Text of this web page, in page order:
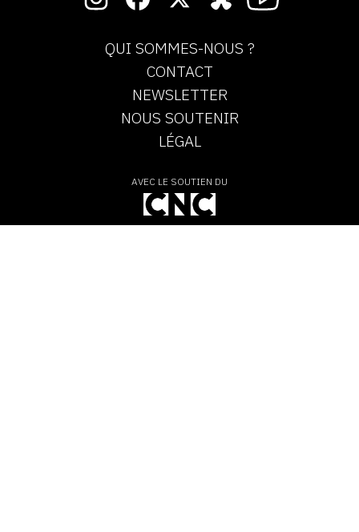
QUI SOMMES-NOUS ?
CONTACT
NEWSLETTER
NOUS SOUTENIR
LÉGAL
AVEC LE SOUTIEN DU